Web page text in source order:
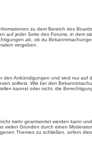
zu dem Bereich des
auf jeder Seite des Forums, in dem
ab, ob du
vergeben.
den Ankündigungen und sind nur auf
solltest. Wie bei den
kannst oder nicht; die
mehr geantwortet werden kann
vielen Gründen durch einen
Themen zu schließen, sofern